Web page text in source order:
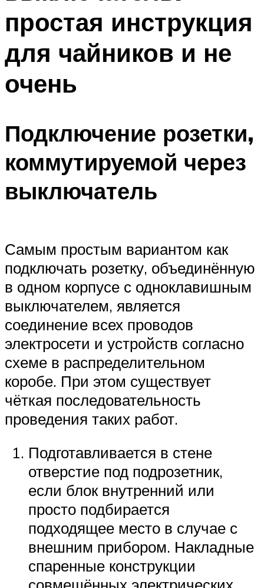
простая инструкция
для чайников и не
очень
Подключение розетки,
коммутируемой через
выключатель
Самым простым вариантом как
подключать розетку, объединённую
в одном корпусе с одноклавишным
выключателем, является
соединение всех проводов
электросети и устройств согласно
схеме в распределительном
коробе. При этом существует
чёткая последовательность
проведения таких работ.
Подготавливается в стене
отверстие под подрозетник,
если блок внутренний или
просто подбирается
подходящее место в случае с
внешним прибором. Накладные
спаренные конструкции